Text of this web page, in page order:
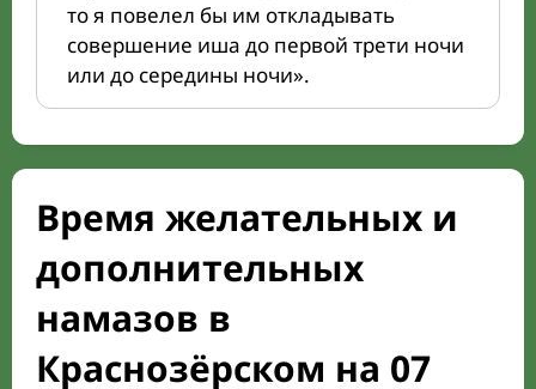
то я повелел бы им откладывать
совершение иша до первой трети ночи
или до середины ночи».
Время желательных и
дополнительных
намазов в
Краснозёрском на 07